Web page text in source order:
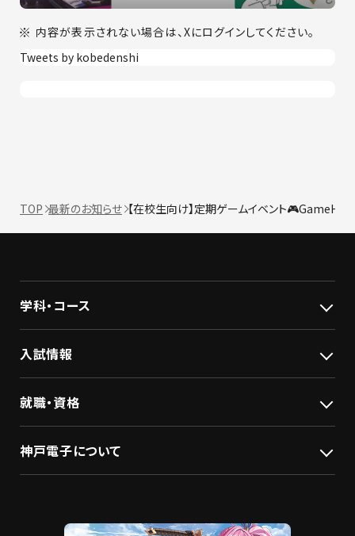
内容が表示されない場合は、Xにログインしてください。
Tweets by kobedenshi
TOP 最新のお知らせ 【在校生向け】定期ゲームイベント
学科・コース
入試情報
就職・資格
神戸電子について